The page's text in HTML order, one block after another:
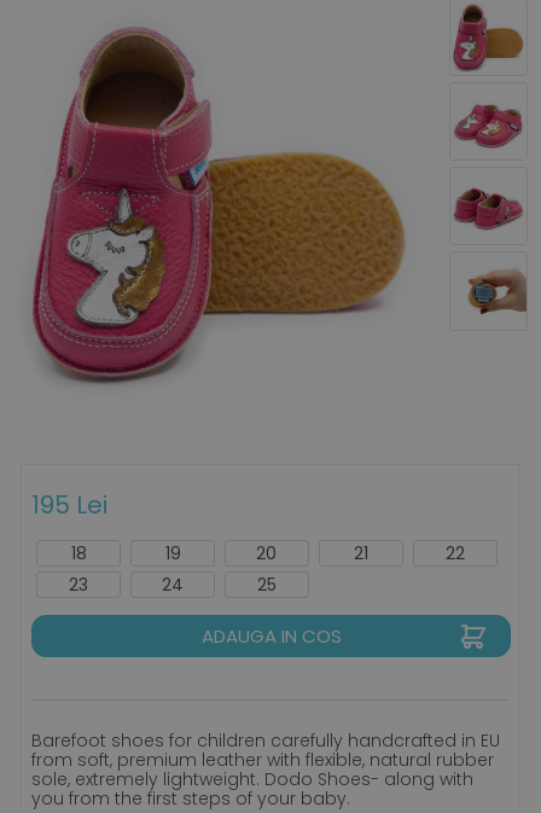
195 Lei
18 19 20 21
22
23
24 25
ADAUGA IN COS
Barefoot shoes for children carefully handcrafted in EU
from soft, premium leather with flexible, natural rubber
sole, extremely lightweight. Dodo Shoes- along with
you from the first steps of your baby.